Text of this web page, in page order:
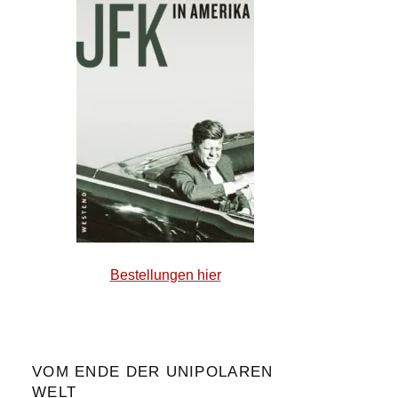
Bestellungen hier
VOM ENDE DER UNIPOLAREN
WELT